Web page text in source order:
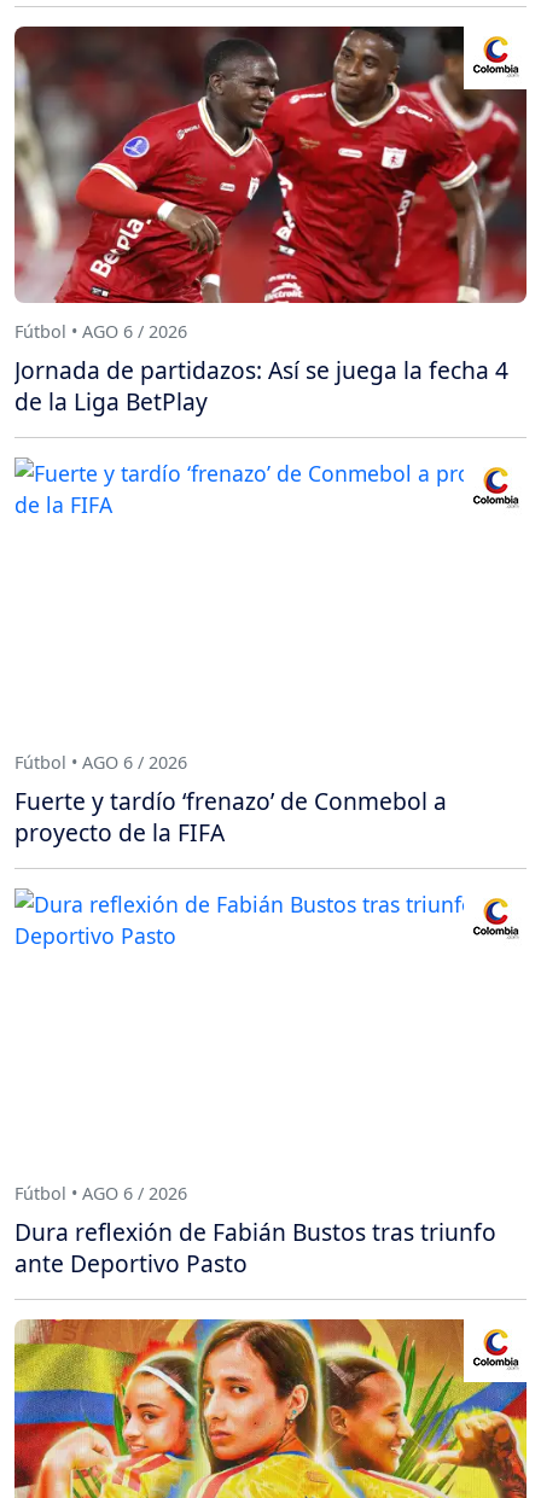
Fútbol • AGO 6 / 2026
Jornada de partidazos: Así se juega la fecha 4
de la Liga BetPlay
Fútbol • AGO 6 / 2026
Fuerte y tardío ‘frenazo’ de Conmebol a
proyecto de la FIFA
Fútbol • AGO 6 / 2026
Dura reflexión de Fabián Bustos tras triunfo
ante Deportivo Pasto